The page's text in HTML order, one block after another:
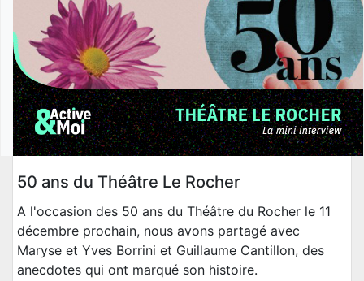
50 ans du Théâtre Le Rocher
A l'occasion des 50 ans du Théâtre du Rocher le 11
décembre prochain, nous avons partagé avec
Maryse et Yves Borrini et Guillaume Cantillon, des
anecdotes qui ont marqué son histoire.